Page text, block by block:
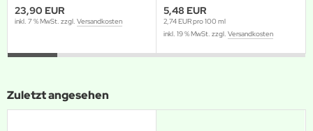
23,90 EUR
inkl. 7 % MwSt. zzgl. Versandkosten
5,48 EUR
2,74 EUR pro 100 ml
inkl. 19 % MwSt. zzgl. Versandkosten
Zuletzt angesehen